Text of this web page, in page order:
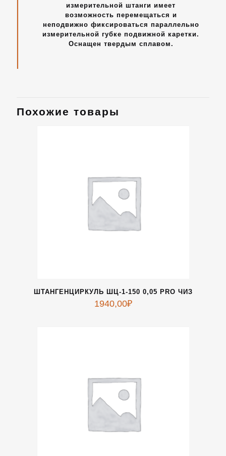
измерительной штанги имеет
возможность перемещаться и
неподвижно фиксироваться параллельно
измерительной губке подвижной каретки.
Оснащен твердым сплавом.
Похожие товары
ШТАНГЕНЦИРКУЛЬ ШЦ-1-150 0,05 PRO ЧИЗ
1940,00₽